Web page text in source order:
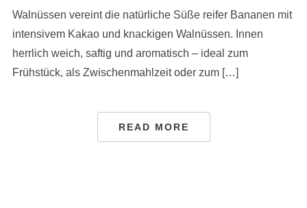
Walnüssen vereint die natürliche Süße reifer Bananen mit
intensivem Kakao und knackigen Walnüssen. Innen
herrlich weich, saftig und aromatisch – ideal zum
Frühstück, als Zwischenmahlzeit oder zum […]
READ MORE